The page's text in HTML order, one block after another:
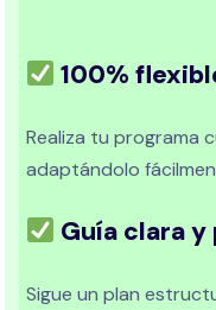
100%
Realiza tu programa
adaptándolo
Guía clara y
Sigue un plan